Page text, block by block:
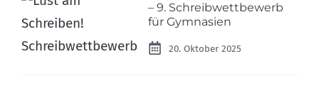
– 9. Schreibwettbewerb
für Gymnasien
20. Oktober 2025